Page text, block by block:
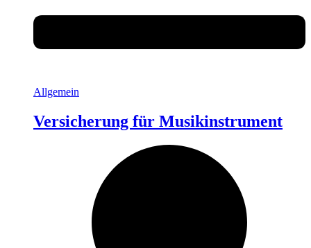
Allgemein
Versicherung für Musikinstrument